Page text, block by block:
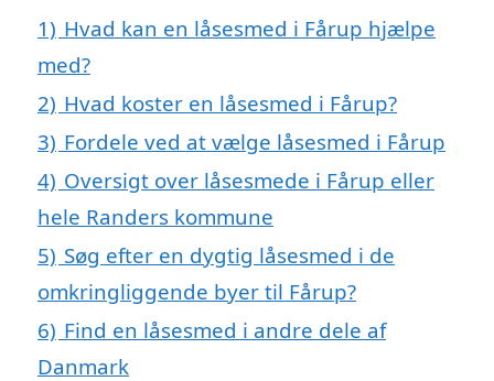
1) Hvad kan en låsesmed i Fårup hjælpe
med?
2) Hvad koster en låsesmed i Fårup?
3) Fordele ved at vælge låsesmed i Fårup
4) Oversigt over låsesmede i Fårup eller
hele Randers kommune
5) Søg efter en dygtig låsesmed i de
omkringliggende byer til Fårup?
6) Find en låsesmed i andre dele af
Danmark